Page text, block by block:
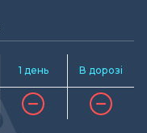
1 день В дорозі